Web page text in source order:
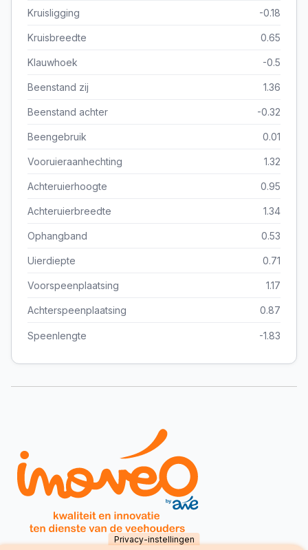
Kruisligging -0.18
Kruisbreedte 0.65
Klauwhoek -0.5
Beenstand zij 1.36
Beenstand achter -0.32
Beengebruik 0.01
Vooruieraanhechting 1.32
Achteruierhoogte 0.95
Achteruierbreedte 1.34
Ophangband 0.53
Uierdiepte 0.71
Voorspeenplaatsing 1.17
Achterspeenplaatsing 0.87
Speenlengte -1.83
Privacy-instellingen